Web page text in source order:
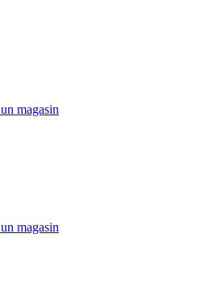
magasin
magasin